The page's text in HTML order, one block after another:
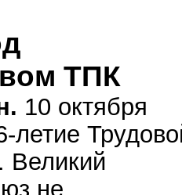
ТПК
10 октября
летие
Великий
не